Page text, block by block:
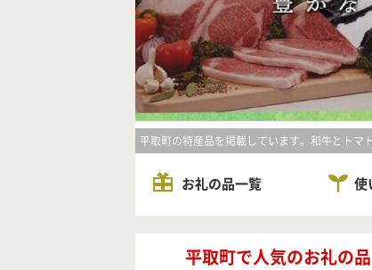
平取町の特産品を掲載しています。和牛とトマ
お礼の品一覧 使
平取町で人気のお礼の品